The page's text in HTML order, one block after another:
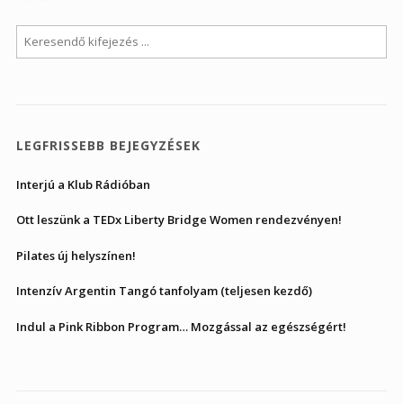
LEGFRISSEBB BEJEGYZÉSEK
Interjú a Klub Rádióban
Ott leszünk a TEDx Liberty Bridge Women rendezvényen!
Pilates új helyszínen!
Intenzív Argentin Tangó tanfolyam (teljesen kezdő)
Indul a Pink Ribbon Program… Mozgással az egészségért!